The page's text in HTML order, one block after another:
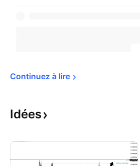
Continuez à lire
Idées